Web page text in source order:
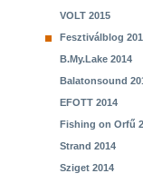
VOLT 2015
Fesztiválblog
B.My.Lake 2014
Balatonsound
EFOTT 2014
Fishing on Orfű
Strand 2014
Sziget 2014